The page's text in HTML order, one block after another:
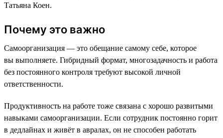
Татьяна Коен.
Почему это важно
Самоорганизация — это обещание самому себе, которое
вы выполняете. Гибридный формат, многозадачность и работа
без постоянного контроля требуют высокой личной
ответственности.
Продуктивность на работе тоже связана с хорошо развитыми
навыками самоорганизации. Если сотрудник постоянно горит
в дедлайнах и живёт в авралах, он не способен работать